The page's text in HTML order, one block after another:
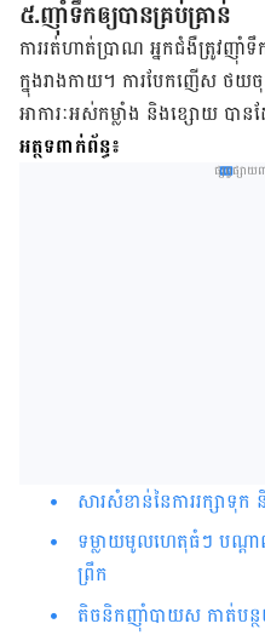
៥.ញ៉ាំទឹកឲ្យបានគ្រប់គ្រាន់
ការរត់ហាត់ប្រាណ អ្នកជំងឺត្រូវញ៉ាំ
ក្នុងរាងកាយ។ ការបែកញើស ថយ
អាការៈអស់កម្លាំង និង​ខ្សោយ បាន
អត្ថទ​ពាក់ព័ន្ធ​៖
ផ្សព្វផ្សាយ
សារសំខាន់នៃការរក្ស
ទម្លាយមូលហេតុធំៗ បណ្ដ
ព្រឹក
តិចនិកញ៉ាំបាយស កាត់បន្